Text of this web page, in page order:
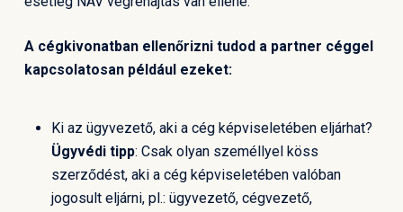
A cégkivonatban ellenőrizni tudod a partner céggel
kapcsolatosan például ezeket:
Ki az ügyvezető, aki a cég képviseletében eljárhat?
Ügyvédi tipp: Csak olyan személlyel köss
szerződést, aki a cég képviseletében valóban
jogosult eljárni, pl.: ügyvezető, cégvezető,